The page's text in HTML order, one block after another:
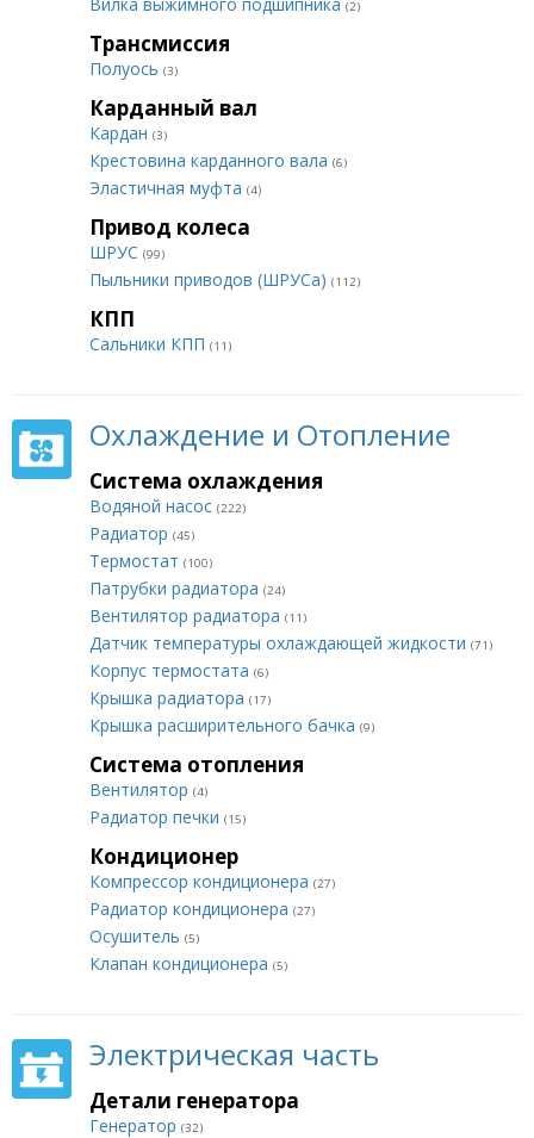
(2)
Трансмиссия
Полуось (3)
Карданный вал
Кардан (3)
Крестовина карданного вала (6)
Эластичная муфта (4)
Привод колеса
ШРУС (99)
Пыльники приводов (ШРУСа) (112)
КПП
Сальники КПП (11)
Охлаждение и Отопление
Система охлаждения
Водяной насос (222)
Радиатор (45)
Термостат (100)
Патрубки радиатора (24)
Вентилятор радиатора (11)
Датчик температуры охлаждающей жидкости (71)
Корпус термостата (6)
Крышка радиатора (17)
Крышка расширительного бачка (9)
Система отопления
Вентилятор (4)
Радиатор печки (15)
Кондиционер
Компрессор кондиционера (27)
Радиатор кондиционера (27)
Осушитель (5)
Клапан кондиционера (5)
Электрическая часть
Детали генератора
Генератор (32)